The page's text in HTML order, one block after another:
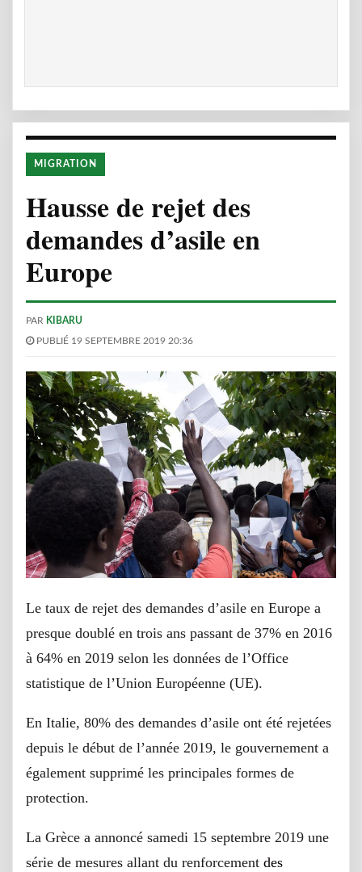
MIGRATION
Hausse de rejet des
demandes d’asile en
Europe
PAR KIBARU
PUBLIÉ 19 SEPTEMBRE 2019 20:36
Le taux de rejet des demandes d’asile en Europe a
presque doublé en trois ans passant de 37% en 2016
à 64% en 2019 selon les données de l’Office
statistique de l’Union Européenne (UE).
En Italie, 80% des demandes d’asile ont été rejetées
depuis le début de l’année 2019, le gouvernement a
également supprimé les principales formes de
protection.
La Grèce a annoncé samedi 15 septembre 2019 une
série de mesures allant du renforcement des